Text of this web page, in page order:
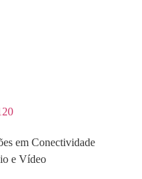
em Conectividade
e Vídeo